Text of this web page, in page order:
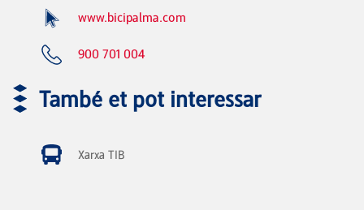
www.bicipalma.com
900 701 004
També et pot interessar
Xarxa TIB